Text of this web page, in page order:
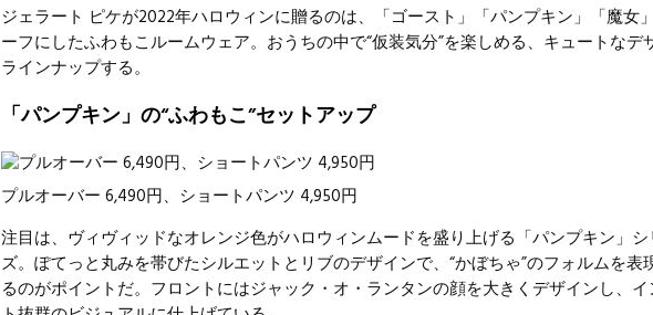
ジェラート ピケが2022年ハロウィンに贈るのは、「ゴースト」「パンプキン」「魔女
ーフにしたふわもこルームウェア。おうちの中で“仮装気分”を楽しめる、キュートなデ
ラインナップする。
「パンプキン」の“ふわもこ”セットアップ
プルオーバー 6,490円、ショートパンツ 4,950円
注目は、 ヴィヴィッドなオレンジ色がハロウィンムードを盛り上げる「パンプキン」シ
ズ。ぽてっと丸みを帯びたシルエットとリブのデザインで、“かぼちゃ”のフォルムを表
るのがポイントだ。フロントにはジャック・オ・ランタンの顔を大きくデザインし、イ